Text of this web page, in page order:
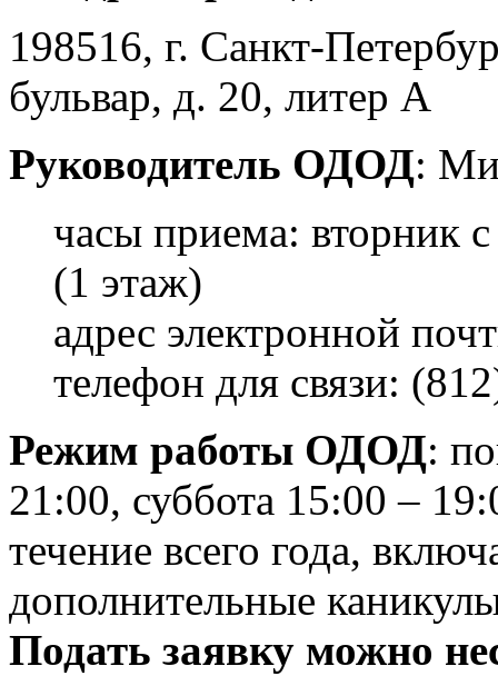
198516, г. Санкт-
бульвар, д. 20, литер А
Руководитель ОДОД:
часы приема: вторник
(1 этаж)
адрес электронной
телефон для связи:
Режим работы ОДОД:
21:00, суббота 15:00 –
течение всего года,
дополнительные
Подать заявку можно